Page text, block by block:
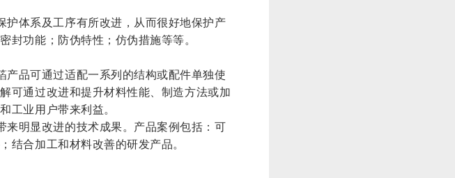
护体系及工序有所改进，从而很好地保护产
封功能；防伪特性；仿伪措施等等。
产品可通过适配一系列的结构或配件单独使
可通过改进和提升材料性能、制造方法或加
工业用户带来利益。
来明显改进的技术成果。产品案例包括：可
结合加工和材料改善的研发产品。